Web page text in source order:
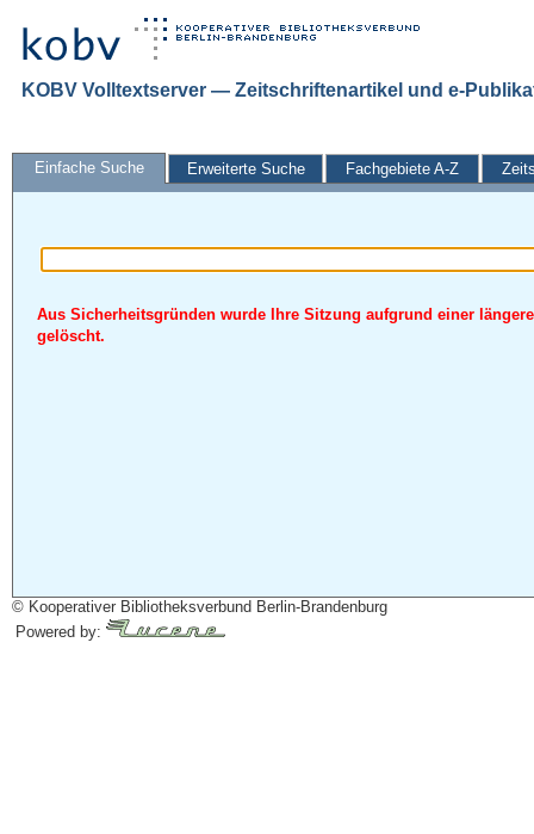
KOBV Volltextserver — Zeitschriftenartikel und e-
Einfache Suche Erweiterte Suche Fachgebiete A-Z
Aus Sicherheitsgründen wurde Ihre Sitzung aufgrund einer
gelöscht.
© Kooperativer Bibliotheksverbund Berlin-Brandenburg
Powered by: